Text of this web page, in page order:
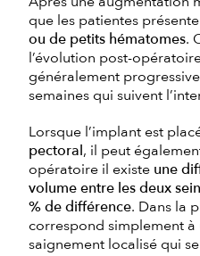
que les patientes
ou de petits hématomes.
l’évolution post-
généralement
semaines qui suivent
Lorsque l’implant est
pectoral, il peut
opératoire il existe une
volume entre les deux
% de différence. Dans la
correspond simplement
saignement localisé qui